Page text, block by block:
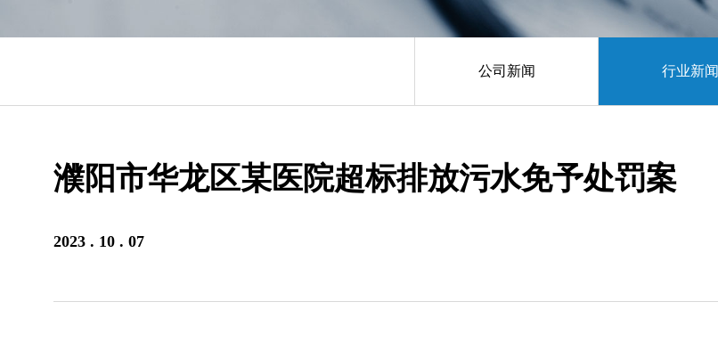
公司新闻 行业新闻
濮阳市华龙区某医院超标排放污水免予处罚案
2023 . 10 . 07